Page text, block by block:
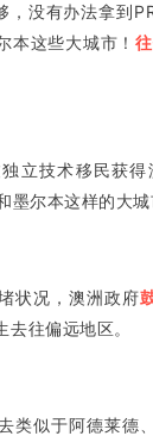
没有办法拿到
本这些大城市！
立技术移民获得
墨尔本这样的大城
状况，澳洲政府
往偏远地区。
类似于阿德莱德